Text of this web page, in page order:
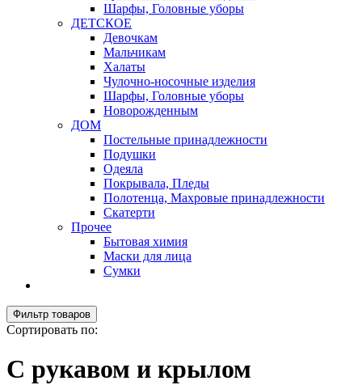
Шарфы, Головные уборы
ДЕТСКОЕ
Девочкам
Мальчикам
Халаты
Чулочно-носочные изделия
Шарфы, Головные уборы
Новорожденным
ДОМ
Постельные принадлежности
Подушки
Одеяла
Покрывала, Пледы
Полотенца, Махровые принадлежности
Скатерти
Прочее
Бытовая химия
Маски для лица
Сумки
Фильтр товаров
Сортировать по:
С рукавом и крылом